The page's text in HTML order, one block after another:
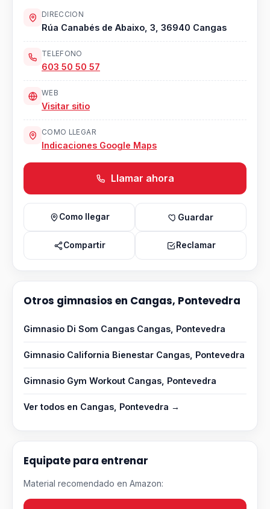
DIRECCION
Rúa Canabés de Abaixo, 3, 36940 Cangas
TELEFONO
603 50 50 57
WEB
Visitar sitio
COMO LLEGAR
Indicaciones Google Maps
Llamar ahora
Como llegar Guardar
Compartir Reclamar
Otros gimnasios en Cangas, Pontevedra
Gimnasio Di Som Cangas Cangas, Pontevedra
Gimnasio California Bienestar Cangas, Pontevedra
Gimnasio Gym Workout Cangas, Pontevedra
Ver todos en Cangas, Pontevedra →
Equipate para entrenar
Material recomendado en Amazon: